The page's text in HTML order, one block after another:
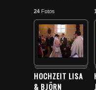
24 Fotos
HOCHZEIT LISA
& BJÖRN